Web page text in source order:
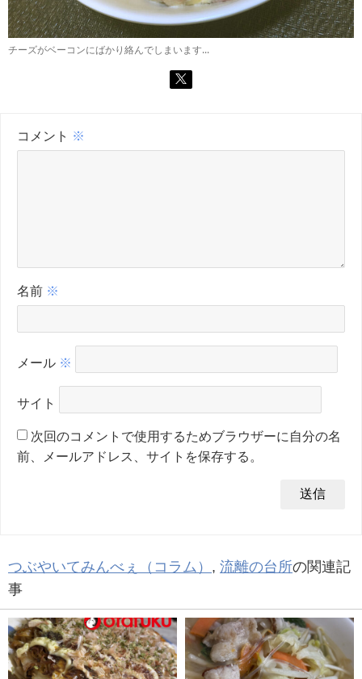
チーズがベーコンにばかり絡んでしまいます...
コメント ※
名前 ※
メール ※
サイト
次回のコメントで使用するためブラウザーに自分の名
前、メールアドレス、サイトを保存する。
つぶやいてみんべぇ（コラム） , 流離の台所の関連記
事